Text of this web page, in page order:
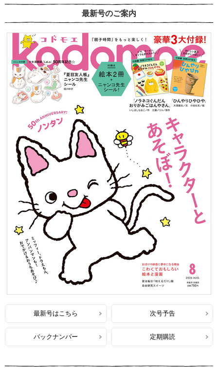
最新号のご案内
最新号はこちら 次号予告
バックナンバー 定期購読